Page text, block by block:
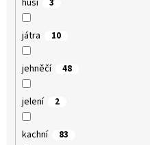
3
játra 10
jehněčí 48
jelení 2
kachní 83